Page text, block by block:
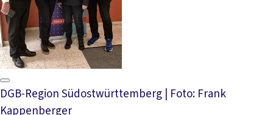
DGB-Region Südostwürttemberg | Foto: Frank
Kappenberger